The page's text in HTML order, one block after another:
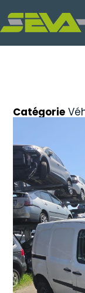
Catégorie